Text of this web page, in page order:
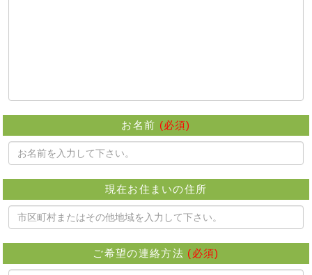
お名前 (必須)
現在お住まいの住所
ご希望の連絡方法 (必須)